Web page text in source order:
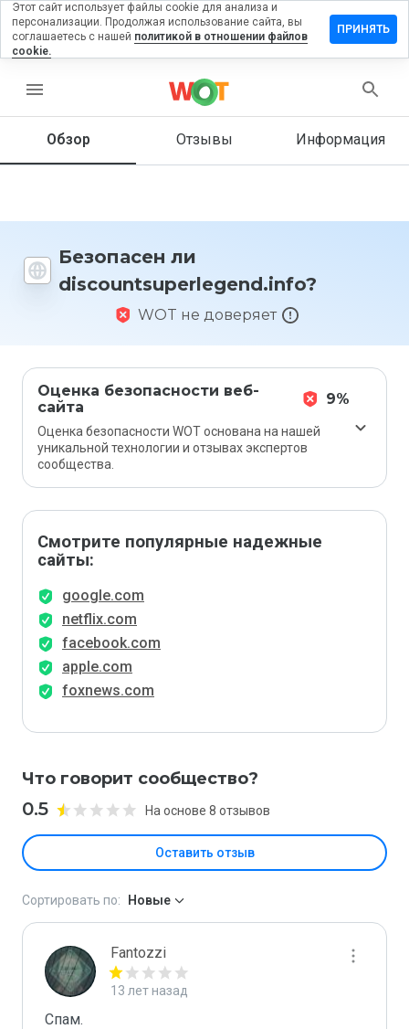
menu
Обзор Отзывы Информация
Безопасен ли
discountsuperlegend.info?
WOT не доверяет
Оценка безопасности веб-
сайта
9%
Оценка безопасности WOT основана на нашей
уникальной технологии и отзывах экспертов
сообщества.
Смотрите популярные надежные
сайты:
google.com
netflix.com
facebook.com
apple.com
foxnews.com
Что говорит сообщество?
0.5 На основе 8 отзывов
Оставить отзыв
отзыв на
вы
сайт от
Сортировать по: Новые
Fantozzi
13 лет назад
Спaм.
Этот сайт использует файлы cookie для анализа и
персонализации. Продолжая использование сайта, вы
соглашаетесь с нашей политикой в отношении файлов
cookie.
ПРИНЯТЬ